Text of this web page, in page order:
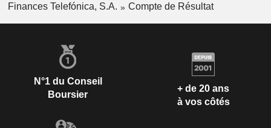
Finances Telefónica, S.A.
Compte de Résultat
N°1 du Conseil
Boursier
+ de 20 ans
à vos côtés